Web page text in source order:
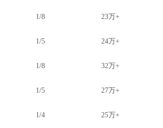
1/8 23万+
1/5 24万+
1/8 32万+
1/5 27万+
1/4 25万+